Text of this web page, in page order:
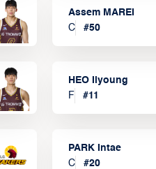
Assem MAREI
C
#50
HEO Ilyoung
F
#11
PARK Intae
C
#20